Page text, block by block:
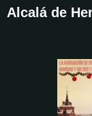
Alcalá de